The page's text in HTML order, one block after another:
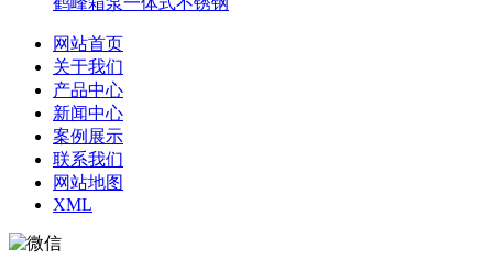
网站首页
关于我们
产品中心
新闻中心
案例展示
联系我们
网站地图
XML